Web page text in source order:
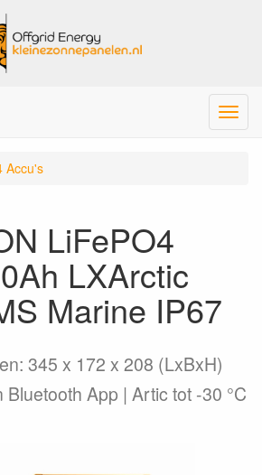
Menu
Accu's
LiFePO4
LXArctic
Marine IP67
345 x 172 x 208 (LxBxH)
Bluetooth App | Artic tot -30 °C